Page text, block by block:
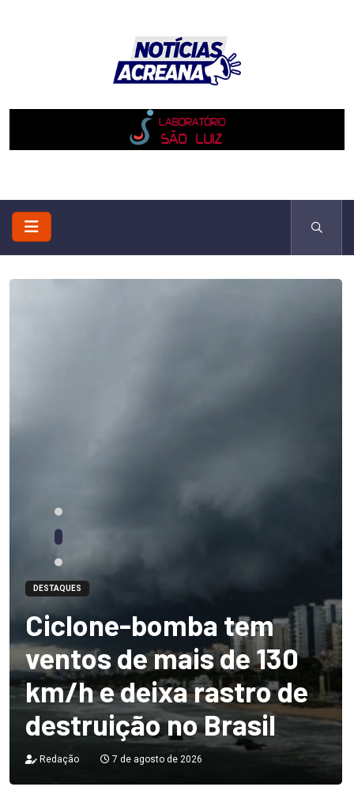
DESTAQUES
Ciclone-bomba tem
ventos de mais de 130
km/h e deixa rastro de
destruição no Brasil
Redação 7 de agosto de 2026